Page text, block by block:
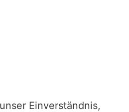
Einverständnis,